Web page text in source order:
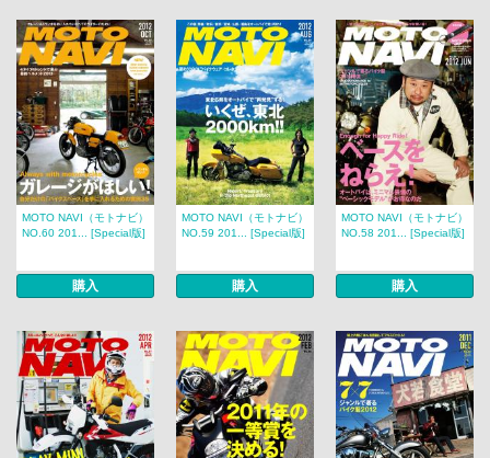
MOTO NAVI（モトナビ）
NO.60 201... [Special版]
購入
MOTO NAVI（モトナビ）
NO.59 201... [Special版]
購入
MOTO NAVI（モトナビ）
NO.58 201... [Special版]
購入